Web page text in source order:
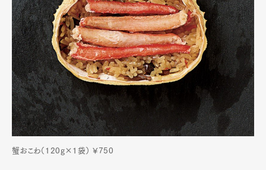
蟹おこわ（120g×1袋） ¥750